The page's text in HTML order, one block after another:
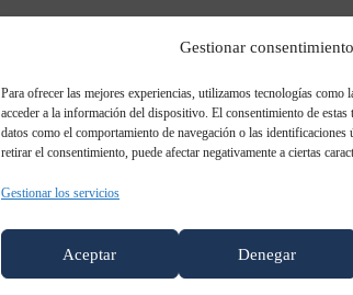
Gestionar consentimiento
Para ofrecer las mejores experiencias, utilizamos tecnologías como
acceder a la información del dispositivo. El consentimiento de
datos como el comportamiento de navegación o las
retirar el consentimiento, puede afectar negativamente a ciertas
Gestionar los servicios
Aceptar Denegar